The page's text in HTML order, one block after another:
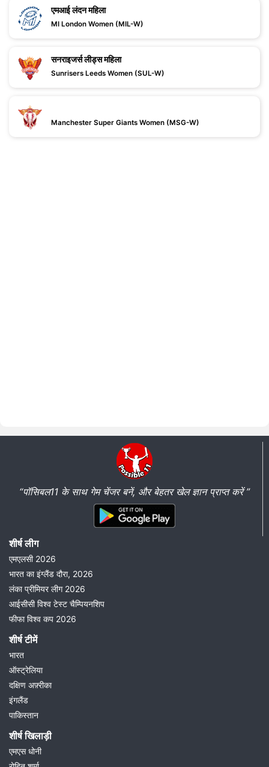
एमआई लंदन महिला
MI London Women (MIL-W)
सनराइजर्स लीड्स महिला
Sunrisers Leeds Women (SUL-W)
Manchester Super Giants Women (MSG-W)
“पॉसिबल11 के साथ गेम चेंजर बनें, और बेहतर खेल ज्ञान प्राप्त करें ”
शीर्ष लीग
एमएलसी 2026
भारत का इंग्लैंड दौरा, 2026
लंका प्रीमियर लीग 2026
आईसीसी विश्व टेस्ट चैम्पियनशिप
फीफा विश्व कप 2026
शीर्ष टीमें
भारत
ऑस्ट्रेलिया
दक्षिण अफ़्रीका
इंगलैंड
पाकिस्तान
शीर्ष खिलाड़ी
एमएस धोनी